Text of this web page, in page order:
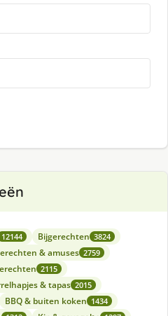
12144 Bijgerechten 3824
& amuses 2759
2115
& tapas 2015
BBQ & buiten koken 1434